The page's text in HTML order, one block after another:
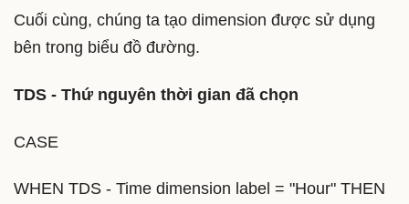
Cuối cùng, chúng ta tạo dimension được sử dụng
bên trong biểu đồ đường.
TDS - Thứ nguyên thời gian đã chọn
CASE
WHEN TDS - Time dimension label = "Hour" THEN